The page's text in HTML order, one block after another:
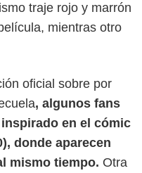
traje rojo y marrón
mientras otro
oficial sobre por
, algunos fans
en el cómic
donde aparecen
mismo tiempo. Otra